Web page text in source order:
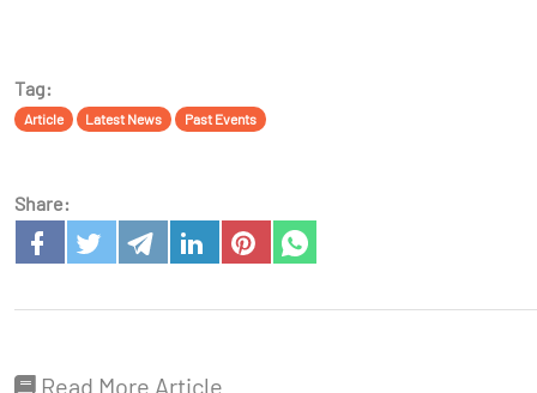
Tag:
Article Latest News Past Events
Share:
Read More Article